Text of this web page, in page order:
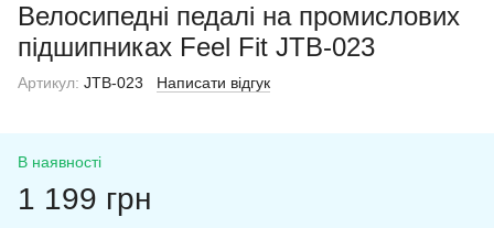
Велосипедні педалі на промислових
підшипниках Feel Fit JTB-023
Артикул: JTB-023 Написати відгук
В наявності
1 199 грн